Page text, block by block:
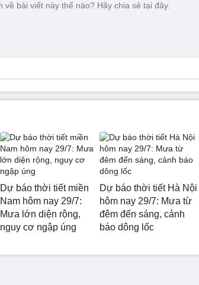
Dự báo thời tiết miền
Nam hôm nay 29/7:
Mưa lớn diện rộng,
nguy cơ ngập úng
Dự báo thời tiết Hà Nội
hôm nay 29/7: Mưa từ
đêm đến sáng, cảnh
báo dông lốc